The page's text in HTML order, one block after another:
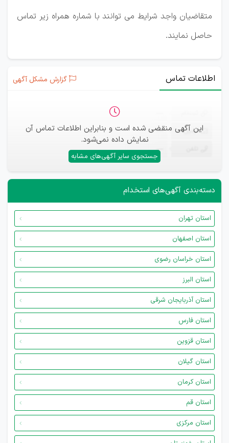
متقاضیان واجد شرایط می توانند با شماره همراه زیر تماس
حاصل نمایند.
اطلاعات تماس گزارش مشکل آگهی
این آگهی منقضی شده است و بنابراین اطلاعات تماس آن
نمایش داده نمی‌شود.
جستجوی سایر آگهی‌های مشابه
ایمیل —
—
دسته‌بندی آگهی‌های استخدام
استان تهران
استان اصفهان
استان خراسان رضوی
استان البرز
استان آذربایجان شرقی
استان فارس
استان قزوین
استان گیلان
استان کرمان
استان قم
استان مرکزی